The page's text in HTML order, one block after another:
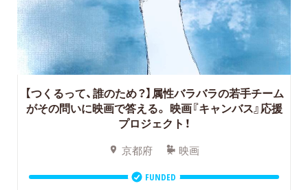
【つくるって、誰のため？】属性バラバラの若手チーム
がその問いに映画で答える。 映画『キャンバス』応援
プロジェクト！
京都府 映画
FUNDED